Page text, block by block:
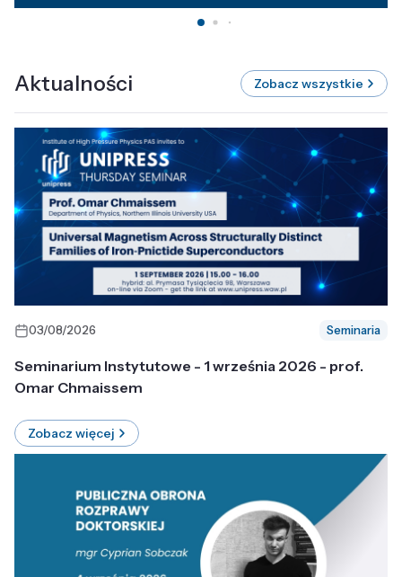
Aktualności Zobacz wszystkie
03/08/2026 Seminaria
Seminarium Instytutowe - 1 września 2026 - prof.
Omar Chmaissem
Zobacz więcej